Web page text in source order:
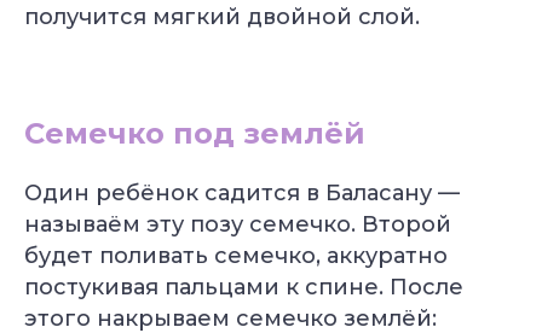
получится мягкий двойной слой.
Семечко под землёй
Один ребёнок садится в Баласану —
называём эту позу семечко. Второй
будет поливать семечко, аккуратно
постукивая пальцами к спине. После
этого накрываем семечко землёй:
под уровень
Грант на обучение
40 000 руб
Уже 2 300+ заявок